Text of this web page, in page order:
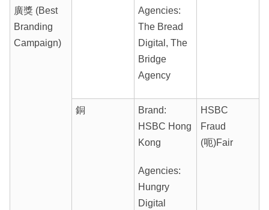
廣獎 (Best
Branding
Campaign)
Agencies:
The Bread
Digital, The
Bridge
Agency
銅
Brand:
HSBC Hong
Kong
Agencies:
Hungry
Digital
HSBC
Fraud
(呃)Fair